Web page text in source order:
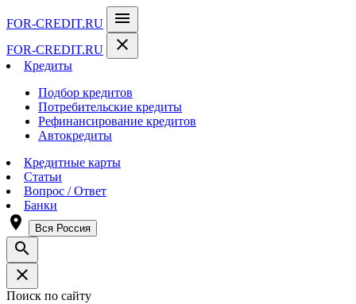
FOR-CREDIT.RU menu
FOR-CREDIT.RU close
Кредиты
Подбор кредитов
Потребительские кредиты
Рефинансирование кредитов
Автокредиты
Кредитные карты
Статьи
Вопрос / Ответ
Банки
room Вся Россия
search
close
Поиск по сайту